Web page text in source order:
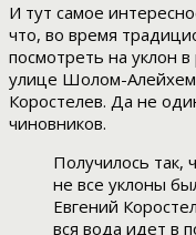
И тут самое
что, во время
посмотреть на уклон
улице Шолом-
Коростелев. Да не
чиновников.
Получилось так,
не все уклоны
Евгений
вся вода идет в